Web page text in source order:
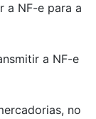
a NF-e para a
a NF-e
no